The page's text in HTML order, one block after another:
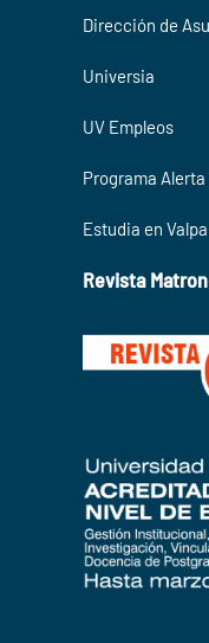
Dirección de
Universia
UV Empleos
Programa Alerta
Estudia en
Revista